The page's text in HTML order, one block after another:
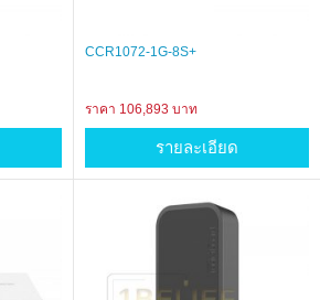
CCR1072-1G-8S+
ราคา 106,893 บาท
รายละเอียด